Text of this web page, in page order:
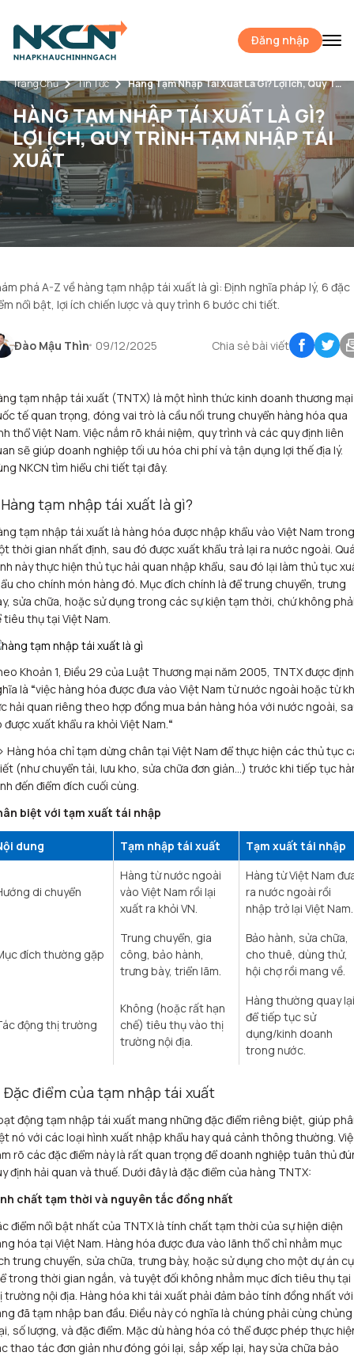
Đăng nhập
Trang Chủ Tin Tức Hàng Tạm Nhập Tái Xuất Là Gì? Lợi Ích, Quy Trình Tạm Nhập Tái Xuất
HÀNG TẠM NHẬP TÁI XUẤT LÀ GÌ?
LỢI ÍCH, QUY TRÌNH TẠM NHẬP TÁI
XUẤT
phá A-Z về hàng tạm nhập tái xuất là gì: Định nghĩa pháp lý, 6 đặc
nổi bật, lợi ích chiến lược và quy trình 6 bước chi tiết.
Đào Mậu Thìn 09/12/2025 Chia sẻ bài viết
tạm nhập tái xuất (TNTX) là một hình thức kinh doanh thương mại
tế quan trọng, đóng vai trò là cầu nối trung chuyển hàng hóa qua
thổ Việt Nam. Việc nắm rõ khái niệm, quy trình và các quy định liên
sẽ giúp doanh nghiệp tối ưu hóa chi phí và tận dụng lợi thế địa lý.
NKCN tìm hiểu chi tiết tại đây.
Hàng tạm nhập tái xuất là gì?
tạm nhập tái xuất là hàng hóa được nhập khẩu vào Việt Nam trong
thời gian nhất định, sau đó được xuất khẩu trả lại ra nước ngoài.
này thực hiện thủ tục hải quan nhập khẩu, sau đó lại làm thủ tục
cho chính món hàng đó. Mục đích chính là để trung chuyển, trưng
sửa chữa, hoặc sử dụng trong các sự kiện tạm thời, chứ không
tiêu thụ tại Việt Nam.
Khoản 1, Điều 29 của Luật Thương mại năm 2005, TNTX được định
là “việc hàng hóa được đưa vào Việt Nam từ nước ngoài hoặc từ
hải quan riêng theo hợp đồng mua bán hàng hóa với nước ngoài,
được xuất khẩu ra khỏi Việt Nam.“
Hàng hóa chỉtạm dừng chân tại Việt Nam để thực hiện các thủ tục
(như chuyển tải, lưu kho, sửa chữa đơn giản…) trước khi tiếp tục
đến điểm đích cuối cùng.
biệt với tạm xuất tái nhập
dung Tạm nhập tái xuất Tạm xuất tái nhập
di chuyển
Hàng từ nước ngoài
vào Việt Nam rồi lại
xuất ra khỏi VN. ​
Hàng từ Việt Nam
ra nước ngoài rồi
nhập trở lại Việt
đích thường gặp
Trung chuyển, gia
công, bảo hành,
trưng bày, triển lãm. ​
Bảo hành, sửa chữa,
cho thuê, dùng thử,
hội chợ rồi mang về. ​
động thị trường
Không (hoặc rất hạn
chế) tiêu thụ vào thị
trường nội địa. ​
Hàng thường quay lại
để tiếp tục sử
dụng/kinh doanh
trong nước. ​
Đặc điểm của tạm nhập tái xuất
động tạm nhập tái xuất mang những đặc điểm riêng biệt, giúp
nó với các loại hình xuất nhập khẩu hay quá cảnh thông thường.
rõ các đặc điểm này là rất quan trọng để doanh nghiệp tuân thủ
định hải quan và thuế. Dưới đây là đặc điểm của hàng TNTX:
chất tạm thời và nguyên tắc đồng nhất
điểm nổi bật nhất của TNTX là tính chất tạm thời của sự hiện diện
hóa tại Việt Nam. Hàng hóa được đưa vào lãnh thổ chỉ nhằm mục
trung chuyển, sửa chữa, trưng bày, hoặc sử dụng cho một dự án cụ
trong thời gian ngắn, và tuyệt đối không nhằm mục đích tiêu thụ tại
trường nội địa. Hàng hóa khi tái xuất phải đảm bảo tính đồng nhất
đã tạm nhập ban đầu. Điều này có nghĩa là chúng phải cùng chủng
số lượng, và đặc điểm. Mặc dù hàng hóa có thể được phép thực
thao tác đơn giản như đóng gói lại, sắp xếp lại, hay sửa chữa bảo